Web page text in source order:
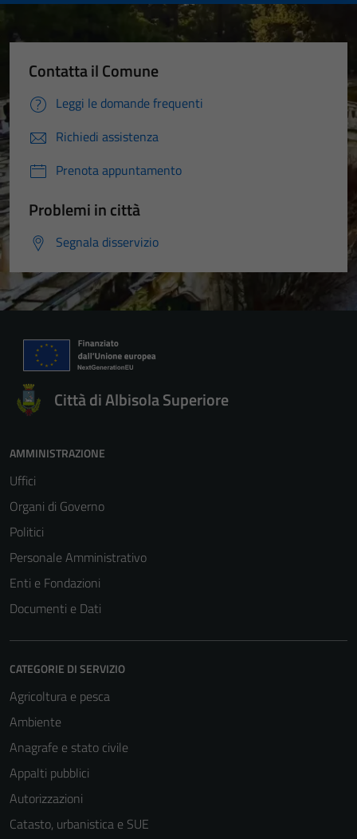
Contatta il Comune
Leggi le domande frequenti
Richiedi assistenza
Prenota appuntamento
Problemi in città
Segnala disservizio
Città di Albisola Superiore
AMMINISTRAZIONE
Uffici
Organi di Governo
Politici
Personale Amministrativo
Enti e Fondazioni
Documenti e Dati
CATEGORIE DI SERVIZIO
Agricoltura e pesca
Ambiente
Anagrafe e stato civile
Appalti pubblici
Autorizzazioni
Catasto, urbanistica e SUE